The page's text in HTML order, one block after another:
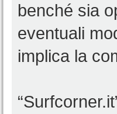
benché sia
eventuali
implica la